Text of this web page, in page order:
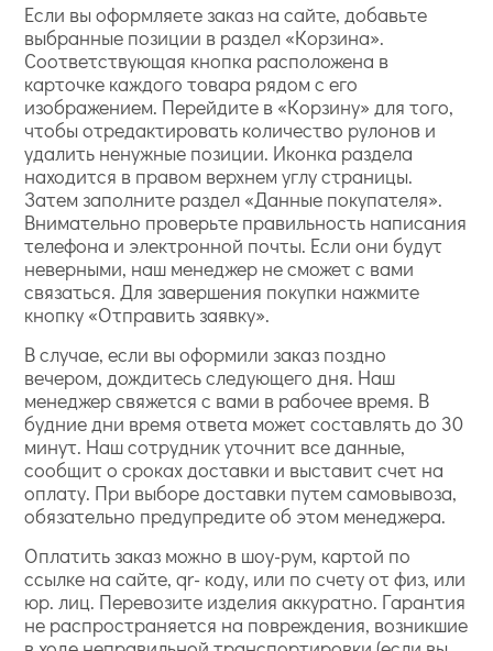
Если вы оформляете заказ на сайте, добавьте
выбранные позиции в раздел «Корзина».
Соответствующая кнопка расположена в
карточке каждого товара рядом с его
изображением. Перейдите в «Корзину» для того,
чтобы отредактировать количество рулонов и
удалить ненужные позиции. Иконка раздела
находится в правом верхнем углу страницы.
Затем заполните раздел «Данные покупателя».
Внимательно проверьте правильность написания
телефона и электронной почты. Если они будут
неверными, наш менеджер не сможет с вами
связаться. Для завершения покупки нажмите
кнопку «Отправить заявку».
В случае, если вы оформили заказ поздно
вечером, дождитесь следующего дня. Наш
менеджер свяжется с вами в рабочее время. В
будние дни время ответа может составлять до 30
минут. Наш сотрудник уточнит все данные,
сообщит о сроках доставки и выставит счет на
оплату. При выборе доставки путем самовывоза,
обязательно предупредите об этом менеджера.
Оплатить заказ можно в шоу-рум, картой по
ссылке на сайте, qr- коду, или по счету от физ, или
юр. лиц. Перевозите изделия аккуратно. Гарантия
не распространяется на повреждения, возникшие